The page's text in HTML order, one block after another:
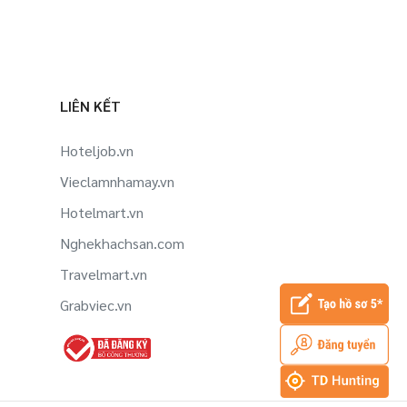
LIÊN KẾT
Hoteljob.vn
Vieclamnhamay.vn
Hotelmart.vn
Nghekhachsan.com
Travelmart.vn
Grabviec.vn